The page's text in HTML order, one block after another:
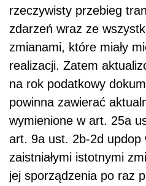
rzeczywisty przebieg
zdarzeń wraz ze
zmianami, które miały
realizacji. Zatem
na rok podatkowy
powinna zawierać
wymienione w art. 25a
art. 9a ust. 2b-2d updop
zaistniałymi istotnymi
jej sporządzenia po raz